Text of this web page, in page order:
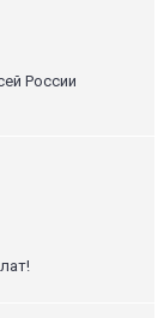
России